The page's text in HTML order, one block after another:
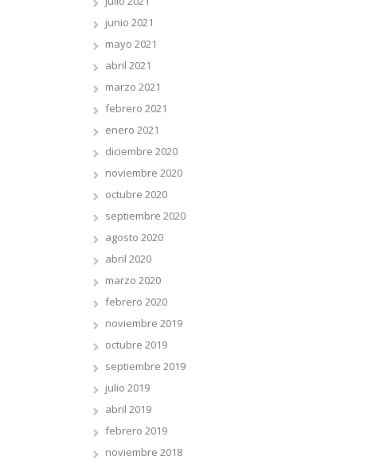
junio 2021
mayo 2021
abril 2021
marzo 2021
febrero 2021
enero 2021
diciembre 2020
noviembre 2020
octubre 2020
septiembre 2020
agosto 2020
abril 2020
marzo 2020
febrero 2020
noviembre 2019
octubre 2019
septiembre 2019
julio 2019
abril 2019
febrero 2019
noviembre 2018